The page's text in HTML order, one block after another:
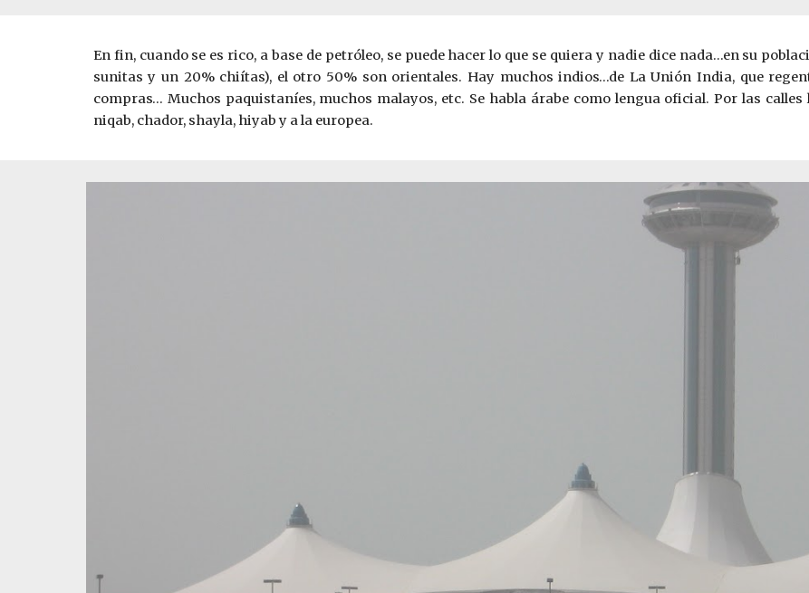
En fin, cuando se es rico, a base de petróleo, se puede hacer lo que se quiera y nadie dice nada…en su
sunitas y un 20% chiítas), el otro 50% son orientales. Hay muchos indios…de La Unión India, que
compras… Muchos paquistaníes, muchos malayos, etc. Se habla árabe como lengua oficial. Por las
niqab, chador, shayla, hiyab y a la europea.